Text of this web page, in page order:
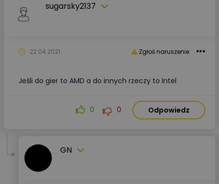
sugarsky2137
Zgłoś naruszenie
22.04.2021
Jeśli do gier to AMD a do innych rzeczy to Intel
0 0 Odpowiedz
GN